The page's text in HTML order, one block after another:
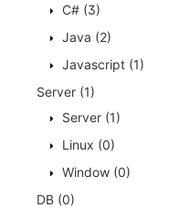
C# (3)
Java (2)
Javascript (1)
Server (1)
Server (1)
Linux (0)
Window (0)
DB (0)